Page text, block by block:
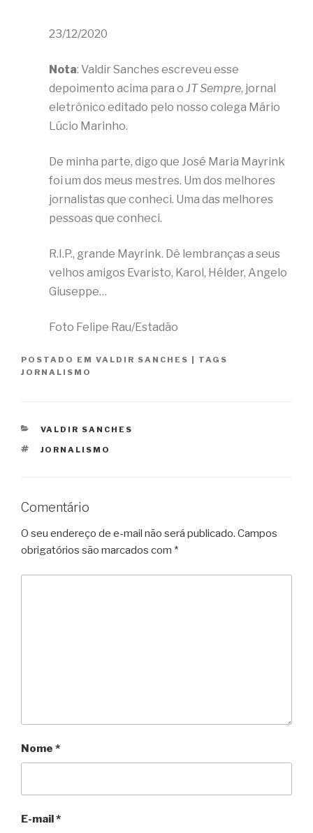
23/12/2020
Nota: Valdir Sanches escreveu esse
depoimento acima para o JT Sempre, jornal
eletrônico editado pelo nosso colega Mário
Lúcio Marinho.
De minha parte, digo que José Maria Mayrink
foi um dos meus mestres. Um dos melhores
jornalistas que conheci. Uma das melhores
pessoas que conheci.
R.I.P., grande Mayrink. Dê lembranças a seus
velhos amigos Evaristo, Karol, Hélder, Angelo
Giuseppe…
Foto Felipe Rau/Estadão
POSTADO EM VALDIR SANCHES
TAGS
JORNALISMO
CATEGORIAS
VALDIR SANCHES
TAGS
JORNALISMO
Comentário
O seu endereço de e-mail não será publicado. Campos
obrigatórios são marcados com *
Nome *
E-mail *